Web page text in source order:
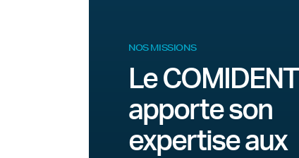
NOS MISSIONS
Le COMIDENT
apporte son
expertise aux